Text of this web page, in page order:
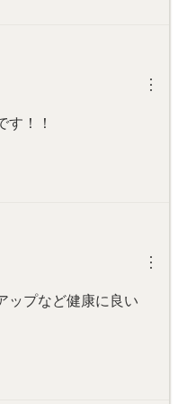
︙
す！！
︙
ップなど健康に良い